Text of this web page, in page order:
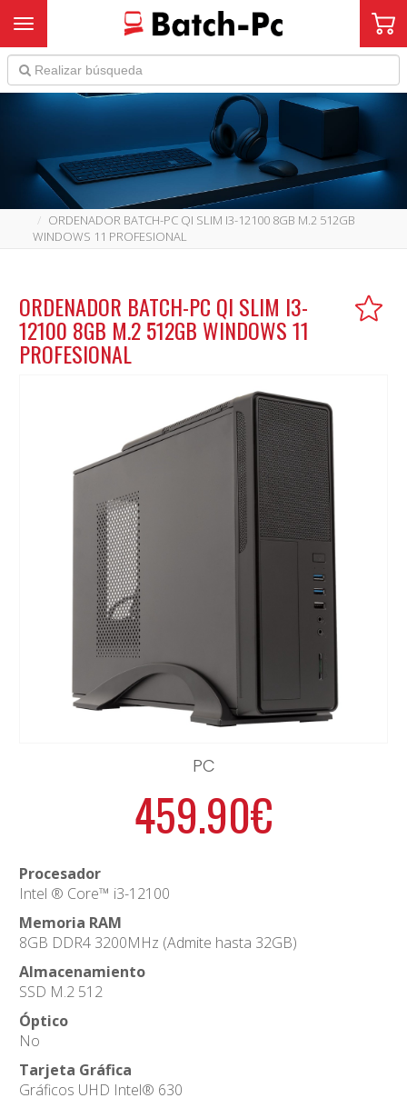
Toggle navigation
ORDENADOR BATCH-PC QI SLIM I3-12100 8GB M.2 512GB
WINDOWS 11 PROFESIONAL
ORDENADOR BATCH-PC QI SLIM I3-
12100 8GB M.2 512GB WINDOWS 11
PROFESIONAL
PC
459.90€
Procesador
Intel ® Core™ i3-12100
Memoria RAM
8GB DDR4 3200MHz (Admite hasta 32GB)
Almacenamiento
SSD M.2 512
Óptico
No
Tarjeta Gráfica
Gráficos UHD Intel® 630